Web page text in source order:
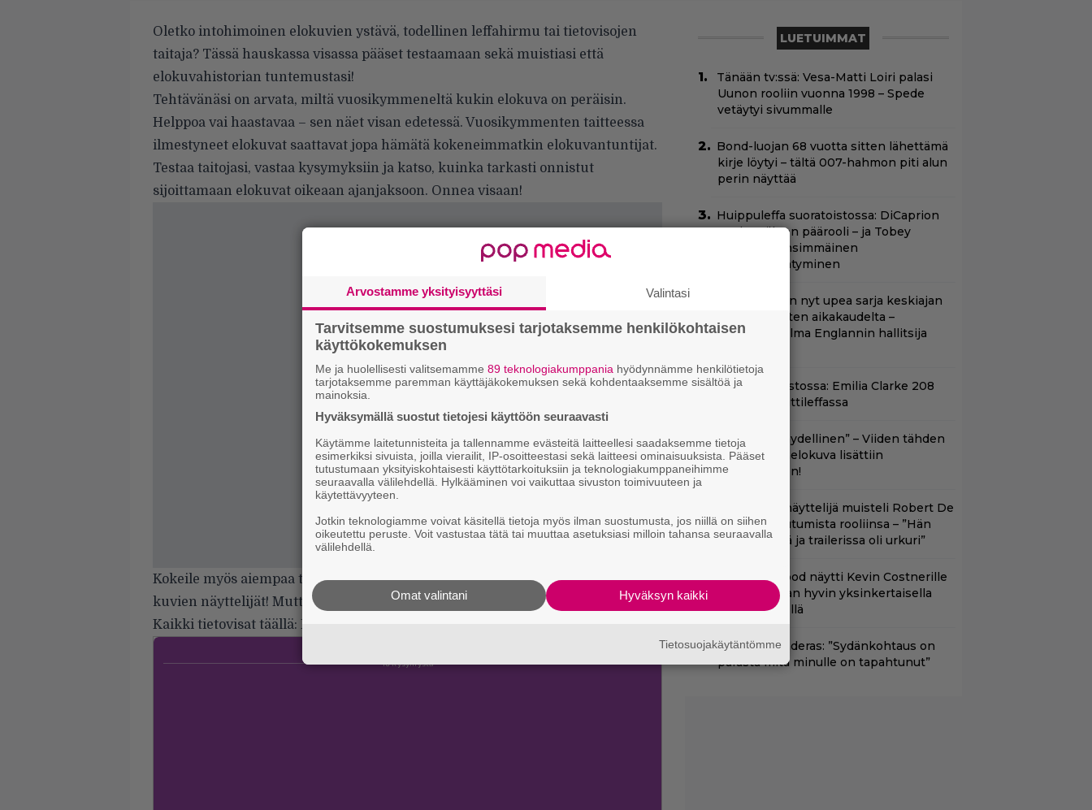
Oletko intohimoinen elokuvien ystävä, todellinen leffahirmu tai tietovisojen
taitaja? Tässä hauskassa visassa pääset testaamaan sekä muistiasi että
elokuvahistorian tuntemustasi!
Tehtävänäsi on arvata, miltä vuosikymmeneltä kukin elokuva on peräisin.
Helppoa vai haastavaa – sen näet visan edetessä. Vuosikymmenten taitteessa
ilmestyneet elokuvat saattavat jopa hämätä kokeneimmatkin elokuvantuntijat.
Testaa taitojasi, vastaa kysymyksiin ja katso, kuinka tarkasti onnistut
sijoittamaan elokuvat oikeaan ajanjaksoon. Onnea visaan!
Kokeile myös aiempaa tietovisaamme:Tietovisa, osa 32: Kaikki tunnistavat
kuvien näyttelijät! Mutta muistatko nimet? Testaa! – Episodi.fi
Kaikki tietovisat täällä: Elokuva-aiheiset tietovisat – Episodi.fi
LUETUIMMAT
Tänään tv:ssä: Vesa-Matti Loiri palasi
Uunon rooliin vuonna 1998 – Spede
vetäytyi sivummalle
Bond-luojan 68 vuotta sitten lähettämä
kirje löytyi – tältä 007-hahmon piti alun
perin näyttää
Huippuleffa suoratoistossa: DiCaprion
ensimmäinen päärooli – ja Tobey
Maguiren ensimmäinen
elokuvaesiintyminen
Netflixissä on nyt upea sarja keskiajan
kuninkaallisten aikakaudelta –
keskiössä julma Englannin hallitsija
Nyt suoratoistossa: Emilia Clarke 208
miljoonan hittileffassa
”Lajissaan täydellinen” – Viiden tähden
scifitoimintaelokuva lisättiin
suoratoistoon!
Cape Fear -näyttelijä muisteli Robert De
Niron paneutumista rooliinsa – ”Hän
puhui kielillä ja trailerissa oli urkuri”
Clint Eastwood näytti Kevin Costnerille
kaapin paikan hyvin yksinkertaisella
toimenpiteellä
Antonio Banderas: ”Sydänkohtaus on
parasta mitä minulle on tapahtunut”
Arvostamme yksityisyyttäsi Valintasi
Tarvitsemme suostumuksesi tarjotaksemme henkilökohtaisen
käyttökokemuksen
Me ja huolellisesti valitsemamme 89 teknologiakumppania hyödynnämme henkilötietoja
tarjotaksemme paremman käyttäjäkokemuksen sekä kohdentaaksemme sisältöä ja
mainoksia.
Hyväksymällä suostut tietojesi käyttöön seuraavasti
Käytämme laitetunnisteita ja tallennamme evästeitä laitteellesi saadaksemme tietoja
esimerkiksi sivuista, joilla vierailit, IP-osoitteestasi sekä laitteesi ominaisuuksista. Pääset
tutustumaan yksityiskohtaisesti käyttötarkoituksiin ja teknologiakumppaneihimme
seuraavalla välilehdellä. Hylkääminen voi vaikuttaa sivuston toimivuuteen ja
käytettävyyteen.
Jotkin teknologiamme voivat käsitellä tietoja myös ilman suostumusta, jos niillä on siihen
oikeutettu peruste. Voit vastustaa tätä tai muuttaa asetuksiasi milloin tahansa seuraavalla
välilehdellä.
Hyväksyn kaikki
Omat valintani
Tietosuojakäytäntömme